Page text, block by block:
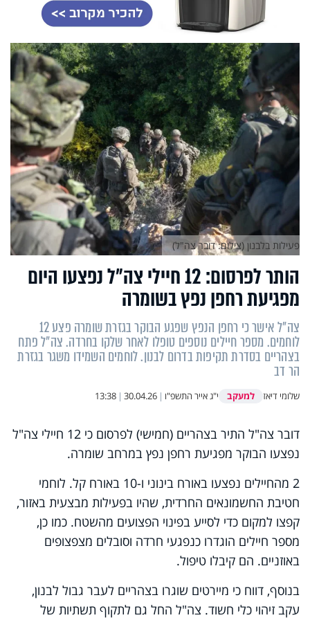
הותר לפרסום: 12 חיילי צה״ל נפצעו היום
מפגיעת רחפן נפץ בשומרה
צה"ל אישר כי רחפן הנפץ שפגע הבוקר בגזרת שומרה פצע 12
לוחמים. מספר חיילים נוספים טופלו לאחר שלקו בחרדה. צה"ל פתח
בצהריים בסדרת תקיפות בדרום לבנון. לוחמים השמידו משגר בגזרת
הר דב
שלומי דיאז למעקב י"ג אייר התשפ"ו |
30.04.26
|
13:38
פעילות בלבנון (צילום: דובר צה"ל)
דובר צה"ל התיר בצהריים (חמישי) לפרסום כי 12 חיילי צה"ל
נפצעו הבוקר מפגיעת רחפן נפץ במרחב שומרה.
2 מהחיילים נפצעו באורח בינוני ו-10 באורח קל. לוחמי
חטיבת החשמונאים החרדית, שהיו בפעילות מבצעית באזור,
קפצו למקום כדי לסייע בפינוי הפצועים מהשטח. כמו כן,
מספר חיילים הוגדרו כנפגעי חרדה וסובלים מצפצופים
באוזניים. הם קיבלו טיפול.
בנוסף, דווח כי מיירטים שוגרו בצהריים לעבר גבול לבנון,
עקב זיהוי כלי חשוד. צה"ל החל גם לתקוף תשתיות של